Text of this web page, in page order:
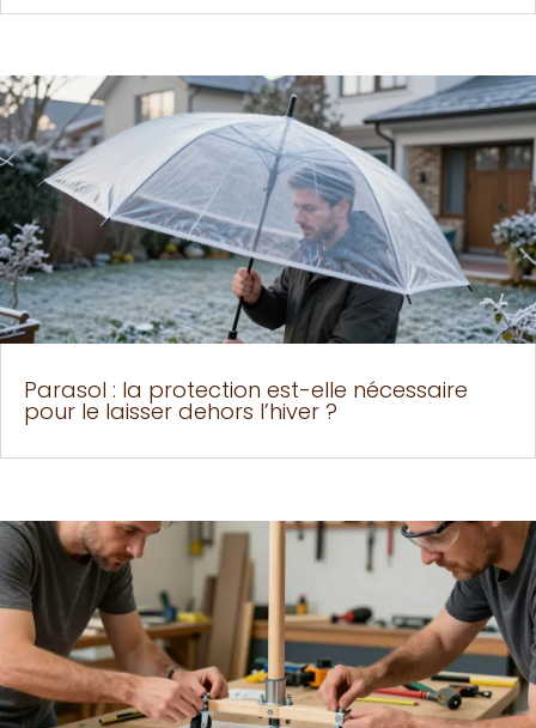
Parasol : la protection est-elle nécessaire
pour le laisser dehors l’hiver ?